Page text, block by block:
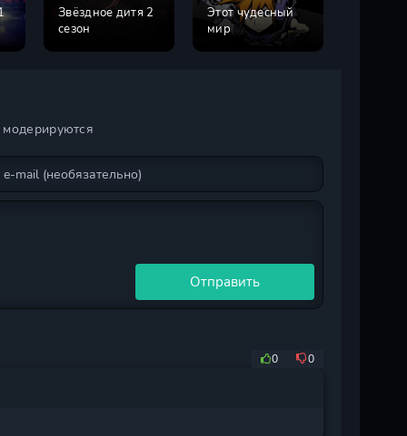
Звёздное дитя 2
сезон
Этот чудесный
мир
Отправить
0 0